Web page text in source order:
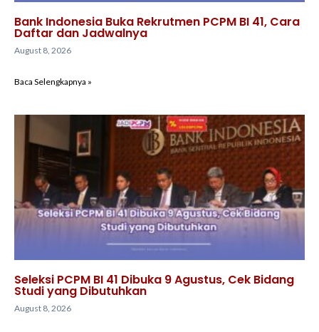
Bank Indonesia Buka Rekrutmen PCPM BI 41, Cara
Daftar dan Jadwalnya
August 8, 2026
Baca Selengkapnya »
Seleksi PCPM BI 41 Dibuka 9 Agustus, Cek Bidang
Studi yang Dibutuhkan
August 8, 2026